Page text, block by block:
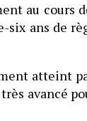
au cours
six ans de
atteint
avancé